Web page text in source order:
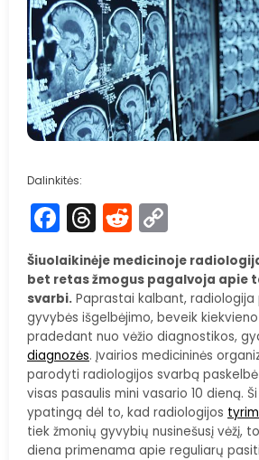
Dalinkitės:
Facebook
Threads
Reddit
Link
Šiuolaikinėje medicinoje
bet retas žmogus pagalvoja apie
svarbi. Paprastai kalbant, radiologija
gyvybės išgelbėjimo, beveik
pradedant nuo vėžio diagnostikos,
diagnozės. Įvairios medicininės
parodyti radiologijos svarbą
visas pasaulis mini vasario 10 dieną.
ypatingą dėl to, kad radiologijos
tiek žmonių gyvybių nusinešusį vėžį,
diena primenama apie reguliarų